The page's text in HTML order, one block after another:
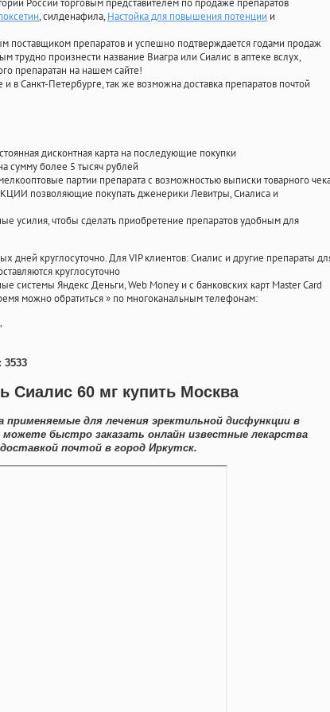
России торговым представителем по продаже препаратов
, силденафила, Настойка для повышения потенции и
поставщиком препаратов и успешно подтверждается годами продаж
трудно произнести название Виагра или Сиалис в аптеке вслух,
препаратан на нашем сайте!
в Санкт-Петербурге, так же возможна доставка препаратов почтой
дисконтная карта на последующие покупки
сумму более 5 тысяч рублей
партии препарата с возможностью выписки товарного
позволяющие покупать дженерики Левитры, Сиалиса и
усилия, чтобы сделать приобретение препаратов удобным для
дней круглосуточно. Для VIP клиентов: Сиалис и другие препараты
круглосуточно
системы Яндекс Деньги, Web Money и с банковских карт Master Card
можно обратиться» по многоканальным телефонам:
3533
Сиалис 60 мг купить Москва
для лечения эректильной дисфункции в
быстро заказать онлайн известные лекарства
почтой в город Иркутск.